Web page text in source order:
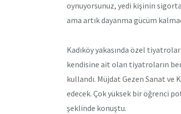
oynuyorsunuz, yedi kişinin
ama artık dayanma gücüm
Kadıköy yakasında özel
kendisine ait olan tiyatroların
kullandı. Müjdat Gezen Sanat ve
edecek. Çok yüksek bir öğrenci
şeklinde konuştu.